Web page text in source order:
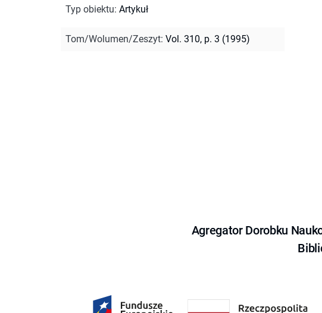
Typ obiektu: Artykuł
Tom/Wolumen/Zeszyt: Vol. 310, p. 3 (1995)
Agregator Dorobku